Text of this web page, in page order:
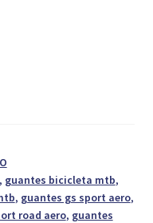
, guantes bicicleta mtb,
, guantes gs sport aero,
road aero, guantes